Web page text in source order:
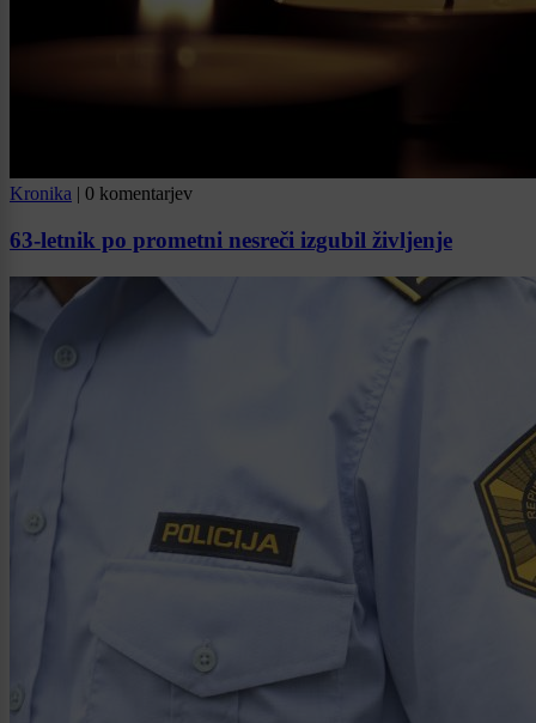
Kronika | 0 komentarjev
63-letnik po prometni nesreči izgubil življenje